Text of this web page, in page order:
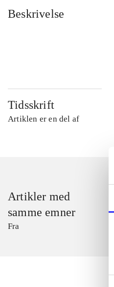
Beskrivelse
Tidsskrift
Artiklen er en del af
Artikler med
samme emner
Fra